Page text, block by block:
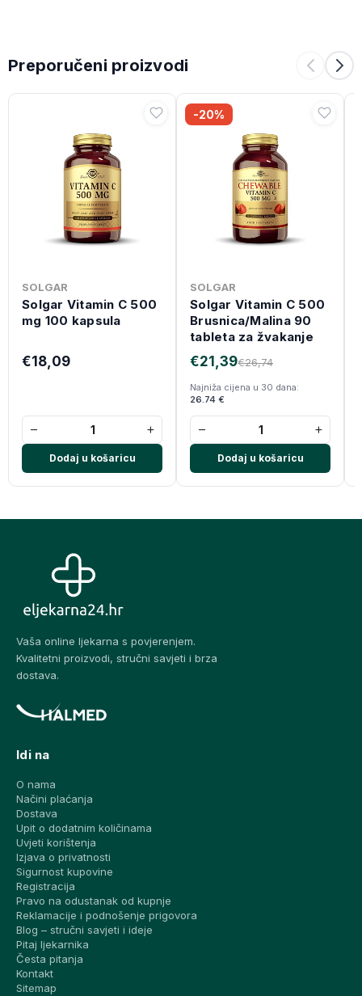
Preporučeni proizvodi
SOLGAR
Solgar Vitamin C 500
mg 100 kapsula
€18,09
− +
Dodaj u košaricu
-20%
SOLGAR
Solgar Vitamin C 500
Brusnica/Malina 90
tableta za žvakanje
€26,74
€21,39
Najniža cijena u 30 dana:
26.74 €
− +
Dodaj u košaricu
Vaša online ljekarna s povjerenjem.
Kvalitetni proizvodi, stručni savjeti i brza
dostava.
Idi na
O nama
Načini plaćanja
Dostava
Upit o dodatnim količinama
Uvjeti korištenja
Izjava o privatnosti
Sigurnost kupovine
Registracija
Pravo na odustanak od kupnje
Reklamacije i podnošenje prigovora
Blog – stručni savjeti i ideje
Pitaj ljekarnika
Česta pitanja
Kontakt
Sitemap